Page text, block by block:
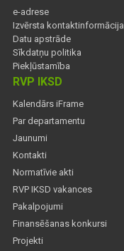
e-adrese
Izvērsta kontaktinformācija
Datu apstrāde
Sīkdatņu politika
Piekļūstamība
RVP IKSD
Kalendārs iFrame
Par departamentu
Jaunumi
Kontakti
Normatīvie akti
RVP IKSD vakances
Pakalpojumi
Finansēšanas konkursi
Projekti